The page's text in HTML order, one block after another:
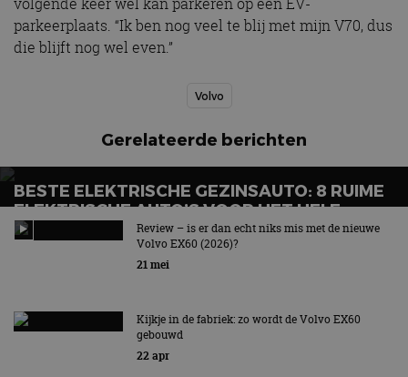
parkeerplaats. “Ik ben nog veel te blij met mijn V70, dus
die blijft nog wel even.”
Volvo
Gerelateerde berichten
BESTE ELEKTRISCHE GEZINSAUTO: 8 RUIME
ELEKTRISCHE AUTO’S VOOR HET HELE
GEZIN
Wat is de beste elektrische gezinsauto voor grote
Review – is er dan echt niks mis met de nieuwe
Volvo EX60 (2026)?
21 mei
Kijkje in de fabriek: zo wordt de Volvo EX60
gebouwd
22 apr